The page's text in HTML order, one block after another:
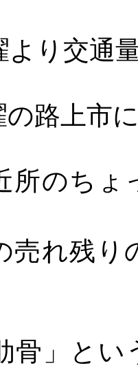
より交通
の路上市
所のち
売れ残
骨」と